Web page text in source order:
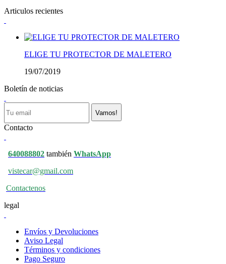
Articulos recientes
ELIGE TU PROTECTOR DE MALETERO
19/07/2019
Boletín de noticias
Vamos!
Contacto
640088802 también WhatsApp
vistecar@gmail.com
Contactenos
legal
Envíos y Devoluciones
Aviso Legal
Términos y condiciones
Pago Seguro